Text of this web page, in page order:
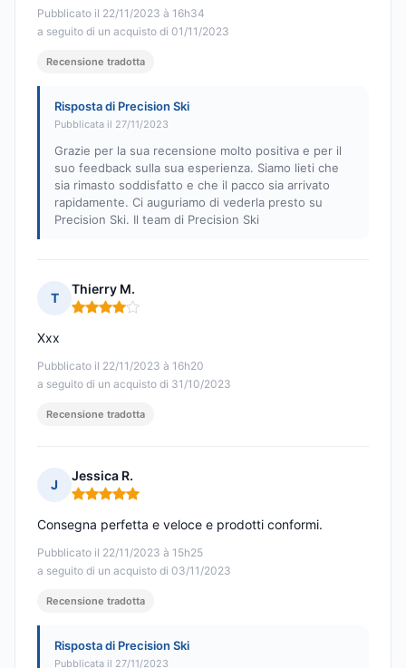
Pubblicato il 22/11/2023 à 16h34
a seguito di un acquisto di 01/11/2023
Recensione tradotta
Risposta di Precision Ski
Pubblicata il 27/11/2023
Grazie per la sua recensione molto positiva e per il
suo feedback sulla sua esperienza. Siamo lieti che
sia rimasto soddisfatto e che il pacco sia arrivato
rapidamente. Ci auguriamo di vederla presto su
Precision Ski. Il team di Precision Ski
T
Thierry M.
Nota: 4 su 5
Pubblicato il 22/11/2023 à 16h20
a seguito di un acquisto di 31/10/2023
Xxx
Recensione tradotta
J
Jessica R.
Nota: 5 su 5
Pubblicato il 22/11/2023 à 15h25
a seguito di un acquisto di 03/11/2023
Consegna perfetta e veloce e prodotti conformi.
Recensione tradotta
Risposta di Precision Ski
Pubblicata il 27/11/2023